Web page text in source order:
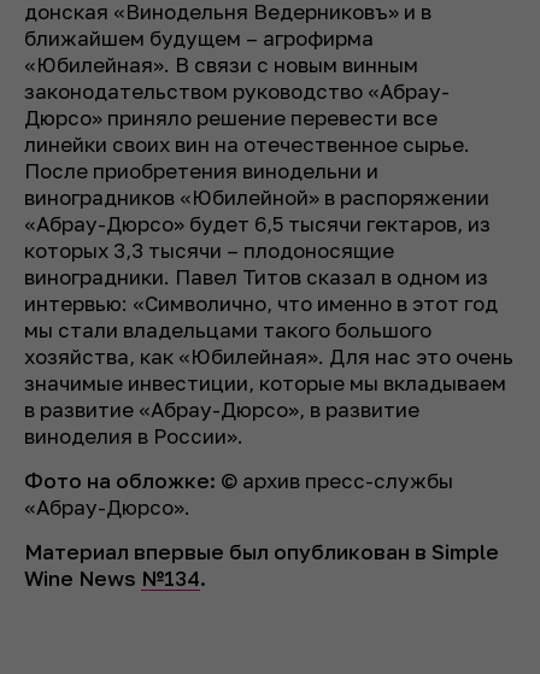
донская «Винодельня Ведерниковъ» и в
ближайшем будущем – агрофирма
«Юбилейная». В связи с новым винным
законодательством руководство «Абрау-
Дюрсо» приняло решение перевести все
линейки своих вин на отечественное сырье.
После приобретения винодельни и
виноградников «Юбилейной» в распоряжении
«Абрау-Дюрсо» будет 6,5 тысячи гектаров, из
которых 3,3 тысячи – плодоносящие
виноградники. Павел Титов сказал в одном из
интервью: «Символично, что именно в этот год
мы стали владельцами такого большого
хозяйства, как «Юбилейная». Для нас это очень
значимые инвестиции, которые мы вкладываем
в развитие «Абрау-Дюрсо», в развитие
виноделия в России».
Фото на обложке: © архив пресс-службы
«Абрау-Дюрсо».
Материал впервые был опубликован в Simple
Wine News №134.